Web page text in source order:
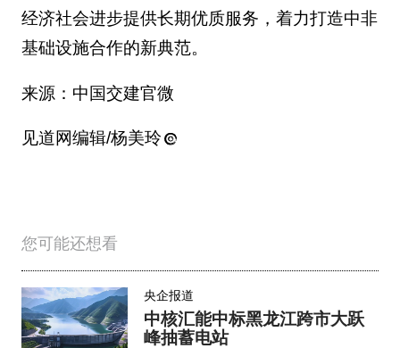
经济社会进步提供长期优质服务，着力打造中非
基础设施合作的新典范。
来源：中国交建官微
见道网编辑/杨美玲
您可能还想看
央企报道
中核汇能中标黑龙江跨市大跃
峰抽蓄电站